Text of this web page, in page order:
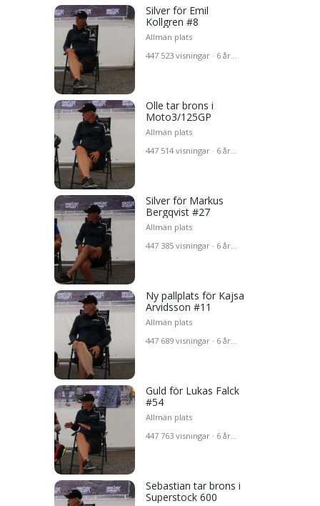
Silver för Emil
Kollgren #8
Allmän plats
447 523 visningar · 6 år
Olle tar brons i
Moto3/125GP
Allmän plats
447 514 visningar · 6 år
Silver för Markus
Bergqvist #27
Allmän plats
447 385 visningar · 6 år
Ny pallplats för Kajsa
Arvidsson #11
Allmän plats
447 689 visningar · 6 år
Guld för Lukas Falck
#54
Allmän plats
447 763 visningar · 6 år
Sebastian tar brons i
Superstock 600